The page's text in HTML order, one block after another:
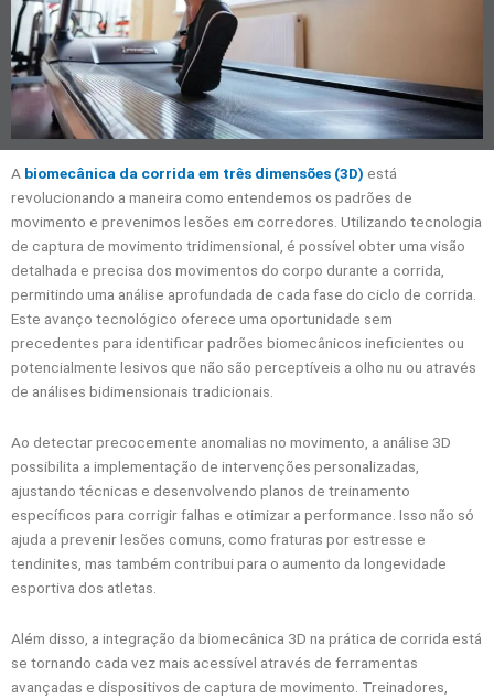
A biomecânica da corrida em três dimensões (3D) está
revolucionando a maneira como entendemos os padrões de
movimento e prevenimos lesões em corredores. Utilizando tecnologia
de captura de movimento tridimensional, é possível obter uma visão
detalhada e precisa dos movimentos do corpo durante a corrida,
permitindo uma análise aprofundada de cada fase do ciclo de corrida.
Este avanço tecnológico oferece uma oportunidade sem
precedentes para identificar padrões biomecânicos ineficientes ou
potencialmente lesivos que não são perceptíveis a olho nu ou através
de análises bidimensionais tradicionais.
Ao detectar precocemente anomalias no movimento, a análise 3D
possibilita a implementação de intervenções personalizadas,
ajustando técnicas e desenvolvendo planos de treinamento
específicos para corrigir falhas e otimizar a performance. Isso não só
ajuda a prevenir lesões comuns, como fraturas por estresse e
tendinites, mas também contribui para o aumento da longevidade
esportiva dos atletas.
Além disso, a integração da biomecânica 3D na prática de corrida está
se tornando cada vez mais acessível através de ferramentas
avançadas e dispositivos de captura de movimento. Treinadores,